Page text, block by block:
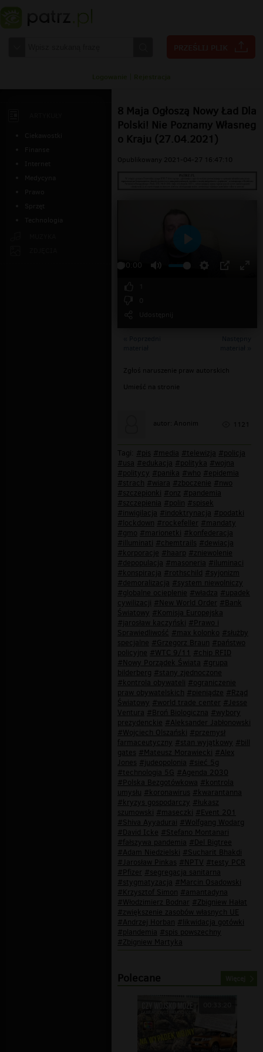
8 Maja Ogłoszą Nowy Ład Dla
Polski! Nie Poznamy Własneg
o Kraju (27.04.2021)
Opublikowany 2021-04-27 16:47:10
00:00
Zgłoś naruszenie praw autorskich
Umieść na stronie
autor: Anonim 1121
Tagi: #pis #media #telewizja #policja
#usa #edukacja #polityka #wojna
#politycy #panika #who #epidemia
#strach #wiara #zboczenie #nwo
#szczepionki #onz #pandemia
#szczepienia #polin #spisek
#inwigilacja #indoktrynacja #podatki
#lockdown #rockefeller #mandaty
#gmo #marionetki #konfederacja
#illuminati #chemtrails #dewiacja
#korporacje #haarp #zniewolenie
#depopulacja #masoneria #iluminaci
#konspiracja #rothschild #syjonizm
#demoralizacja #system niewolniczy
#globalne ocieplenie #władza #upadek
cywilizacji #New World Order #Bank
Światowy #Komisja Europejska
#jarosław kaczyński #Prawo i
Sprawiedliwość #max kolonko #służby
specjalne #Grzegorz Braun #państwo
policyjne #WTC 9/11 #chip RFID
#Nowy Porządek Świata #grupa
bilderberg #stany zjednoczone
#kontrola obywateli #ograniczenie
praw obywatelskich #pieniądze #Rząd
Światowy #world trade center #Jesse
Ventura #Broń Biologiczna #wybory
prezydenckie #Aleksander Jabłonowski
#Wojciech Olszański #przemysł
farmaceutyczny #stan wyjątkowy #bill
gates #Mateusz Morawiecki #Alex
Jones #judeopolonia #sieć 5g
#technologia 5G #Agenda 2030
#Polska Bezgotówkowa #kontrola
umysłu #koronawirus #kwarantanna
#kryzys gospodarczy #łukasz
szumowski #maseczki #Event 201
#Shiva Ayyadurai #Wolfgang Wodarg
#David Icke #Stefano Montanari
#fałszywa pandemia #Del Bigtree
#Adam Niedzielski #Sucharit Bhakdi
#Jarosław Pinkas #NPTV #testy PCR
#Pfizer #segregacja sanitarna
#stygmatyzacja #Marcin Osadowski
#Krzysztof Simon #amantadyna
#Włodzimierz Bodnar #Zbigniew Hałat
#zwiększenie zasobów własnych UE
#Andrzej Horban #likwidacja gotówki
#plandemia #spis powszechny
#Zbigniew Martyka
Polecane